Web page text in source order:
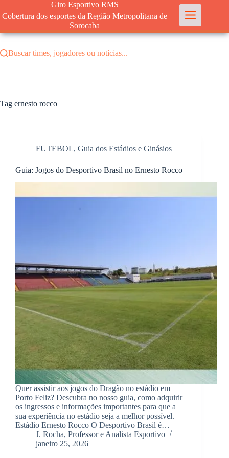
para
conteúdo
Giro Esportivo RMS
Cobertura dos esportes da Região Metropolitana de
Sorocaba
Buscar times, jogadores ou notícias...
Tag ernesto rocco
FUTEBOL, Guia dos Estádios e Ginásios
Guia: Jogos do Desportivo Brasil no Ernesto Rocco
Quer assistir aos jogos do Dragão no estádio em
Porto Feliz? Descubra no nosso guia, como adquirir
os ingressos e informações importantes para que a
sua experiência no estádio seja a melhor possível.
Estádio Ernesto Rocco O Desportivo Brasil é…
J. Rocha, Professor e Analista Esportivo
janeiro 25, 2026